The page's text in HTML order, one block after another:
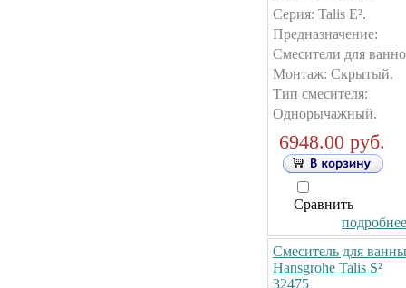
Серия: Talis E².
Предназначение:
Смесители для
Монтаж: Скрытый.
Тип смесителя:
Однорычажный.
6948.00 руб.
Сравнить
Смеситель для ванны
Hansgrohe Talis S²
32475